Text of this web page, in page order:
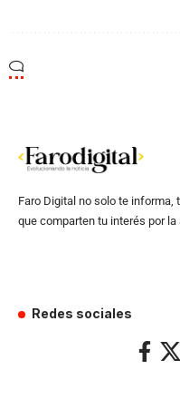
Faro Digital no solo te
que comparten tu interés por la
Redes sociales